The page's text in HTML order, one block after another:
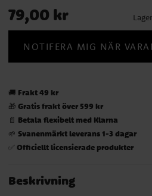
Pris: 79,00 kr
79,00 kr Lager
NOTIFERA MIG NÄR
🚚 Frakt 49 kr
🎁 Gratis frakt över 599 kr
📄 Betala flexibelt med Klarna
🌱 Svanenmärkt leverans 1-3 dagar
✅ Officiellt licensierade produkter
Beskrivning